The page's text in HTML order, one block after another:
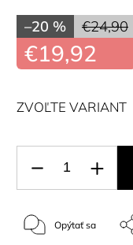
€24,90
–20 %
€19,92
ZVOĽTE VARIANT
Opýtať sa